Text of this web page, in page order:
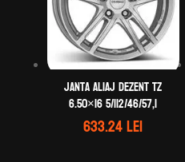
Janta aliaj DEZENT TZ
6.50×16 5/112/46/57,1
633.24lei